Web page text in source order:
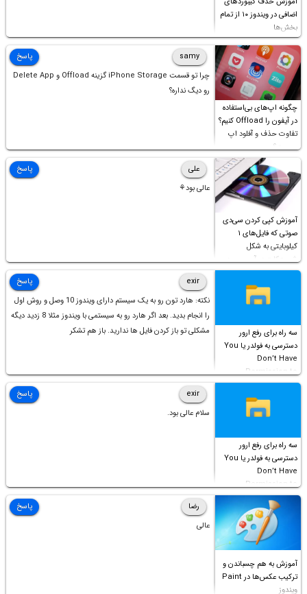
اضافی در ویندوز ۱۰ از تمام
بخش‌ها
چگونه اپ‌های بی‌استفاده
در آیفون را Offload کنیم؟
تفاوت حذف و آفلود اپ
چیست؟
samy
چرا تو قسمت iPhone Storage گزینه Offload و Delete App
رو دیگ نداره؟
پاسخ
آموزش کپی کردن سی‌دی
صوتی که فایل‌های ۱
کیلوبایتی به شکل
شورت‌کات در آن موجود
است!
علی
عالی بود⚘
پاسخ
سه راه برای رفع ارور
دسترسی به فولدر یا You
Don’t Have
Permission to
Access this folder
exir
نکته: هارد تون رو به یک سیستم دارای ویندوز 10 وصل و روش اول
را انجام بدید. بعد اگر هارد رو به سیستمی با ویندوز مثلا 8 زدید دیگه
مشکلی تو باز کردن فایل ها ندارید. باز هم تشکر
پاسخ
سه راه برای رفع ارور
دسترسی به فولدر یا You
Don’t Have
Permission to
Access this folder
exir
سلام عالی بود.
پاسخ
آموزش به هم چسباندن و
ترکیب عکس‌ها در Paint
ویندوز
رضا
عالی
پاسخ